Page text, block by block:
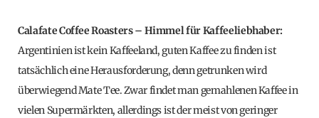
Calafate Coffee Roasters – Himmel für Kaffeeliebhaber:
Argentinien ist kein Kaffeeland, guten Kaffee zu finden ist
tatsächlich eine Herausforderung, denn getrunken wird
überwiegend Mate Tee. Zwar findet man gemahlenen Kaffee in
vielen Supermärkten, allerdings ist der meist von geringer